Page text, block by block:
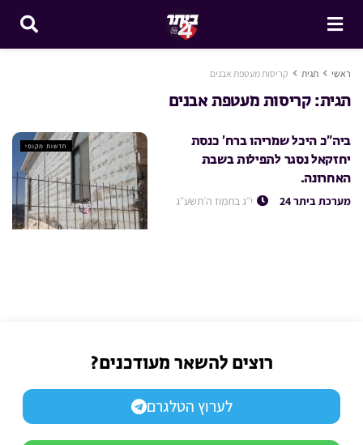
ראשי תגית קריסות מעטפת אבנים
תגית:קריסות מעטפת אבנים
חדשות מקומי
ביה”כ היכל שמריהו ברח’ כנסת
יחזקאל נסגר לתפילות בשבת
האחרונה.
מערכת ביתר 24 י״ג בתמוז ה׳תשע״ג
רוצים להשאר מעודכנים?
לערוץ הטלגרם